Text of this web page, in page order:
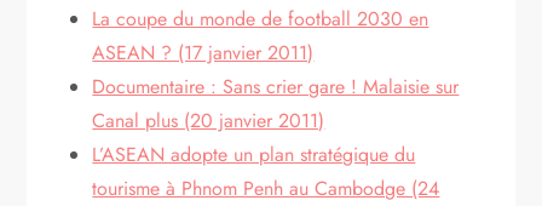
La coupe du monde de football 2030 en
ASEAN ? (17 janvier 2011)
Documentaire : Sans crier gare ! Malaisie sur
Canal plus (20 janvier 2011)
L’ASEAN adopte un plan stratégique du
tourisme à Phnom Penh au Cambodge (24